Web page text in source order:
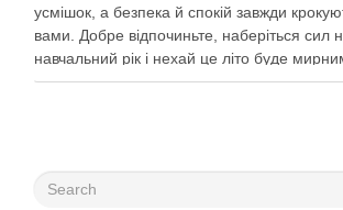
усмішок, а безпека й спокій завжди
вами. Добре відпочиньте, наберіться сил
навчальний рік і нехай це літо буде
найщасливішим!